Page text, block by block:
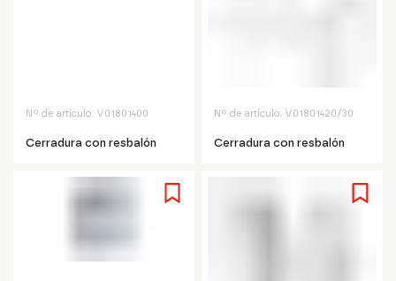
Nº de artículo: V01801400
Cerradura con resbalón
Nº de artículo: V01801420/30
Cerradura con resbalón